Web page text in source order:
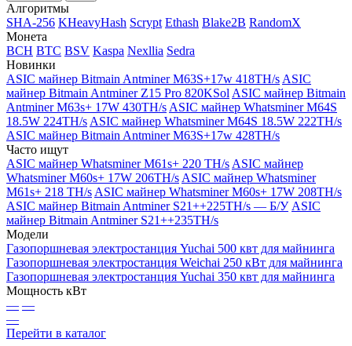
Алгоритмы
SHA-256 KHeavyHash Scrypt Ethash Blake2B RandomX
Монета
BCH BTC BSV Kaspa Nexllia Sedra
Новинки
ASIC майнер Bitmain Antminer M63S+17w 418TH/s ASIC
майнер Bitmain Antminer Z15 Pro 820KSol ASIC майнер Bitmain
Antminer M63s+ 17W 430TH/s ASIC майнер Whatsminer M64S
18.5W 224TH/s ASIC майнер Whatsminer M64S 18.5W 222TH/s
ASIC майнер Bitmain Antminer M63S+17w 428TH/s
Часто ищут
ASIC майнер Whatsminer M61s+ 220 TH/s ASIC майнер
Whatsminer M60s+ 17W 206TH/s ASIC майнер Whatsminer
M61s+ 218 TH/s ASIC майнер Whatsminer M60s+ 17W 208TH/s
ASIC майнер Bitmain Antminer S21++225TH/s — Б/У ASIC
майнер Bitmain Antminer S21++235TH/s
Модели
Газопоршневая электростанция Yuchai 500 квт для майнинга
Газопоршневая электростанция Weichai 250 кВт для майнинга
Газопоршневая электростанция Yuchai 350 квт для майнинга
Мощность кВт
— —
—
Перейти в каталог